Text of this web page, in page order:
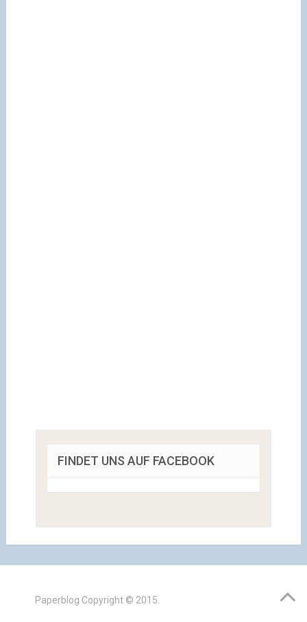
FINDET UNS AUF FACEBOOK
Paperblog Copyright © 2015.